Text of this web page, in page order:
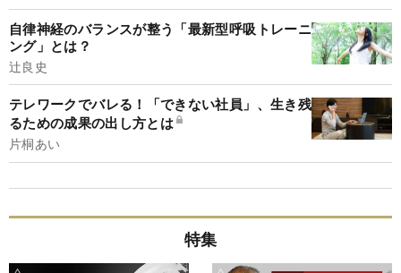
自律神経のバランスが整う「最新型呼吸トレーニ
ング」とは？
辻良史
テレワークでバレる！「できない社員」、生き残
るための成果の出し方とは
片桐あい
特集